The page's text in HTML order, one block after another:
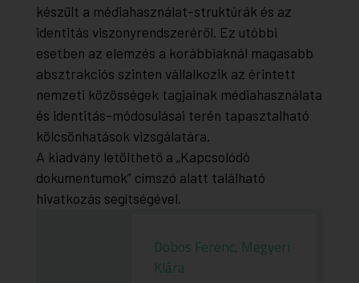
készült a médiahasználat-struktúrák és az
identitás viszonyrendszeréről. Ez utóbbi
esetben az elemzés a korábbiaknál magasabb
absztrakciós szinten vállalkozik az érintett
nemzeti közösségek tagjainak médiahasználata
és identitás-módosulásai terén tapasztalható
kölcsönhatások vizsgálatára.
A kiadvány letölthető a „Kapcsolódó
dokumentumok” címszó alatt található
hivatkozás segítségével.
Dobos Ferenc, Megyeri
Klára